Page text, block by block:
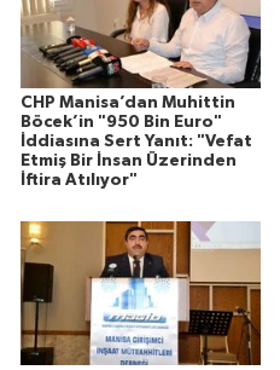
CHP Manisa’dan Muhittin
Böcek’in "950 Bin Euro"
İddiasına Sert Yanıt: "Vefat
Etmiş Bir İnsan Üzerinden
İftira Atılıyor"